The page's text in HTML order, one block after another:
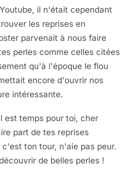
il n'était cependant
les reprises en
parvenait à nous faire
perles comme celles citées
qu'à l'époque le flou
encore d'ouvrir nos
intéressante.
est temps pour toi, cher
part de tes reprises
ton tour, n'aie pas peur.
de belles perles !